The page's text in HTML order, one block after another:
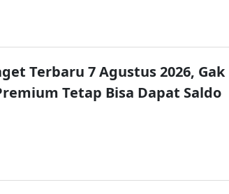
Terbaru 7 Agustus 2026, Gak
Tetap Bisa Dapat Saldo